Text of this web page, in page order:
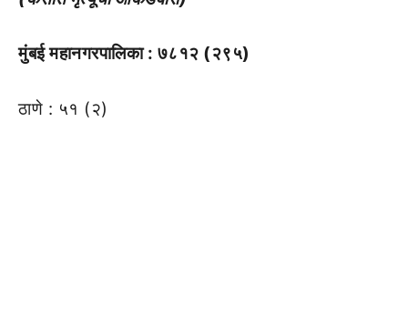
मुंबई महानगरपालिका : ७८१२ (२९५)
ठाणे : ५१ (२)